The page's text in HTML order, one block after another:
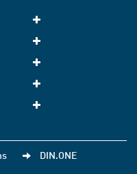
DIN.ONE